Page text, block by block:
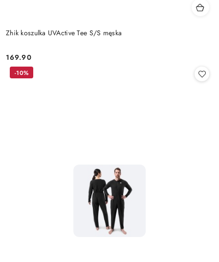
Zhik koszulka UVActive Tee S/S męska
Cena:
169.90
-10%